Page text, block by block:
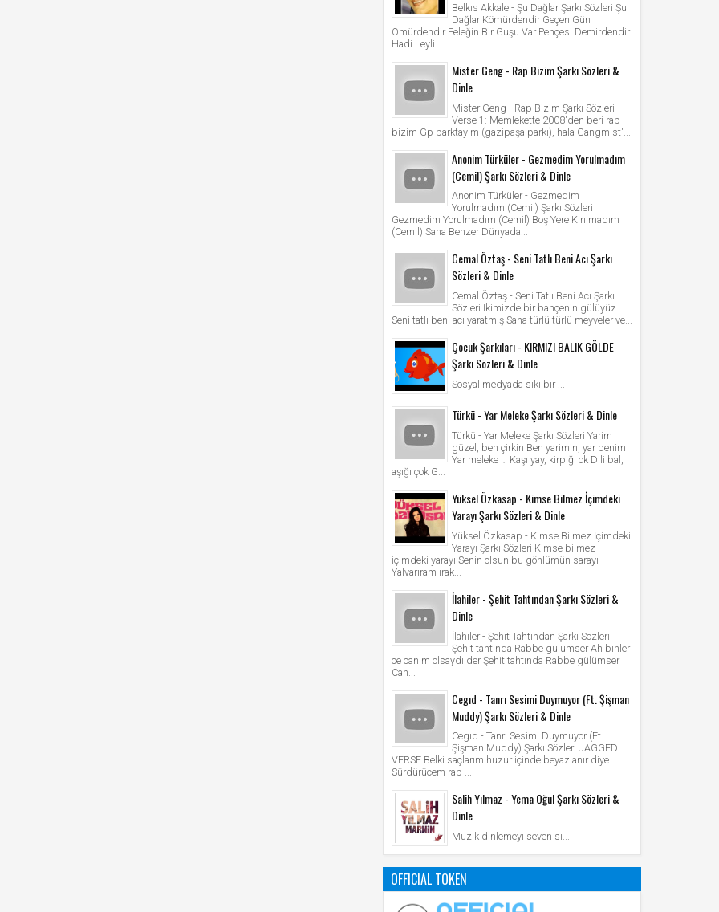
Belkıs Akkale - Şu Dağlar Şarkı Sözleri Şu
Dağlar Kömürdendir Geçen Gün
Ömürdendir Feleğin Bir Guşu Var Pençesi Demirdendir
Hadi Leyli ...
Mister Geng - Rap Bizim Şarkı Sözleri &
Dinle
Mister Geng - Rap Bizim Şarkı Sözleri
Verse 1: Memlekette 2008'den beri rap
bizim Gp parktayım (gazipaşa parkı), hala Gangmist'...
Anonim Türküler - Gezmedim Yorulmadım
(Cemil) Şarkı Sözleri & Dinle
Anonim Türküler - Gezmedim
Yorulmadım (Cemil) Şarkı Sözleri
Gezmedim Yorulmadım (Cemil) Boş Yere Kırılmadım
(Cemil) Sana Benzer Dünyada...
Cemal Öztaş - Seni Tatlı Beni Acı Şarkı
Sözleri & Dinle
Cemal Öztaş - Seni Tatlı Beni Acı Şarkı
Sözleri İkimizde bir bahçenin gülüyüz
Seni tatlı beni acı yaratmış Sana türlü türlü meyveler ve...
Çocuk Şarkıları - KIRMIZI BALIK GÖLDE
Şarkı Sözleri & Dinle
Sosyal medyada sıkı bir ...
Türkü - Yar Meleke Şarkı Sözleri & Dinle
Türkü - Yar Meleke Şarkı Sözleri Yarim
güzel, ben çirkin Ben yarimin, yar benim
Yar meleke … Kaşı yay, kirpiği ok Dili bal,
aşığı çok G...
Yüksel Özkasap - Kimse Bilmez İçimdeki
Yarayı Şarkı Sözleri & Dinle
Yüksel Özkasap - Kimse Bilmez İçimdeki
Yarayı Şarkı Sözleri Kimse bilmez
içimdeki yarayı Senin olsun bu gönlümün sarayı
Yalvarıram ırak...
İlahiler - Şehit Tahtından Şarkı Sözleri &
Dinle
İlahiler - Şehit Tahtından Şarkı Sözleri
Şehit tahtında Rabbe gülümser Ah binler
ce canım olsaydı der Şehit tahtında Rabbe gülümser
Can...
Cegıd - Tanrı Sesimi Duymuyor (Ft. Şişman
Muddy) Şarkı Sözleri & Dinle
Cegıd - Tanrı Sesimi Duymuyor (Ft.
Şişman Muddy) Şarkı Sözleri JAGGED
VERSE Belki saçlarım huzur içinde beyazlanır diye
Sürdürücem rap ...
Salih Yılmaz - Yema Oğul Şarkı Sözleri &
Dinle
Müzik dinlemeyi seven si...
OFFICIAL TOKEN